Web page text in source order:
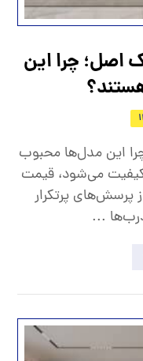
چرا این
این مدل‌ها محبوب
می‌شود، قیمت
پرتکرار
...